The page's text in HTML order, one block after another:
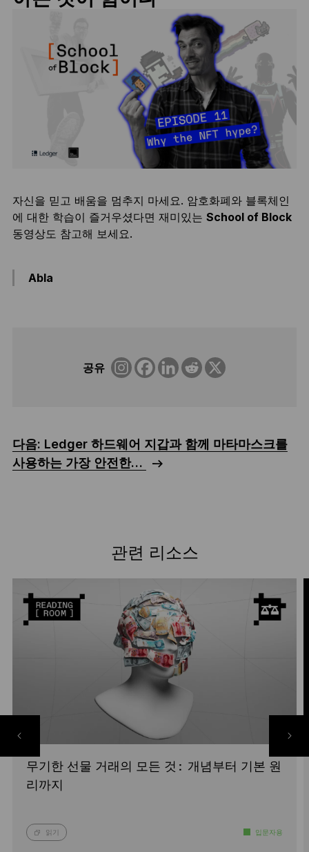
자신을 믿고 배움을 멈추지 마세요. 암호화폐와 블록체인
에 대한 학습이 즐거우셨다면 재미있는 School of Block
동영상도 참고해 보세요.
Abla
공유
다음: Ledger 하드웨어 지갑과 함께 마타마스크를
사용하는 가장 안전한…
관련 리소스
무기한 선물 거래의 모든 것: 개념부터 기본 원
리까지
읽기 입문자용